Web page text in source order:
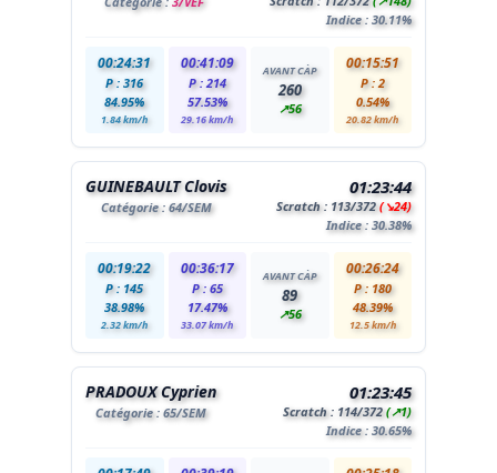
Indice : 30.11%
00:24:31
P : 316
84.95%
1.84 km/h
00:41:09
P : 214
57.53%
29.16 km/h
AVANT CÀP
260
↗56
00:15:51
P : 2
0.54%
20.82 km/h
GUINEBAULT Clovis
Catégorie : 64/SEM
01:23:44
Scratch : 113/372(↘24)
Indice : 30.38%
00:19:22
P : 145
38.98%
2.32 km/h
00:36:17
P : 65
17.47%
33.07 km/h
AVANT CÀP
89
↗56
00:26:24
P : 180
48.39%
12.5 km/h
PRADOUX Cyprien
Catégorie : 65/SEM
01:23:45
Scratch : 114/372(↗1)
Indice : 30.65%